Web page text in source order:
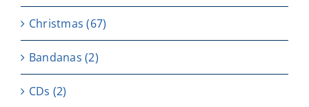
Christmas (67)
Bandanas (2)
CDs (2)